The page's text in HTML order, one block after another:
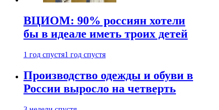
ВЦИОМ: 90% россиян хотели
бы в идеале иметь троих детей
1 год спустя1 год спустя
Производство одежды и обуви в
России выросло на четверть